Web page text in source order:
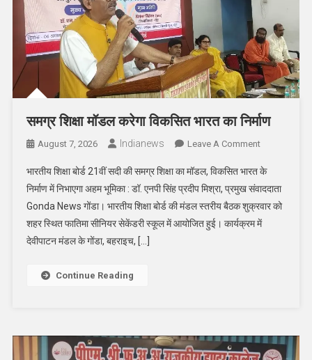
समग्र शिक्षा मॉडल करेगा विकसित भारत का निर्माण
August 7, 2026 Indianews Leave A CommentOn
शिक्षा
मॉडल
करेगा
विकसित
भारतीय शिक्षा बोर्ड 21वीं सदी की समग्र शिक्षा का मॉडल, विकसित भारत के
निर्माण में निभाएगा अहम भूमिका : डॉ. एनपी सिंह प्रदीप मिश्रा, प्रमुख संवाददाता
Gonda News गोंडा। भारतीय शिक्षा बोर्ड की मंडल स्तरीय बैठक शुक्रवार को
शहर स्थित फातिमा सीनियर सेकेंडरी स्कूल में आयोजित हुई। कार्यक्रम में
देवीपाटन मंडल के गोंडा, बहराइच, […]
Continue Reading